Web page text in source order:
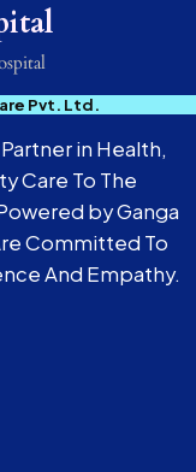
Pvt. Ltd.
in Health,
Care To The
by Ganga
Committed To
And Empathy.